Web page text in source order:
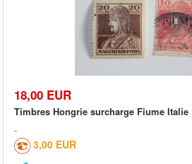
18,00 EUR
Timbres Hongrie surcharge Fiume Italie
3,00 EUR